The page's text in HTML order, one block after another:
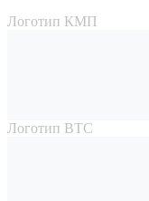
Логотип КМП
Логотип ВТС